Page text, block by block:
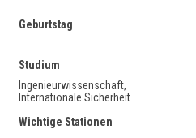
Geburtstag
Studium
Ingenieurwissenschaft,
Internationale Sicherheit
Wichtige Stationen